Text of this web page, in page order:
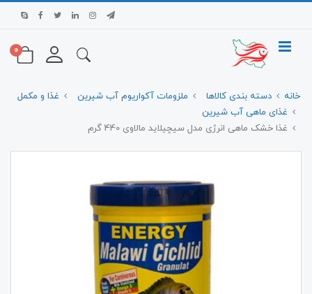
0
خانه دسته بندی کالاها ملزومات آکواریوم آب شیرین
غذا و مکمل
غذای ماهی آب شیرین
غذا خشک ماهی انرژی مدل سیچیلاید مالاوی 440 گرم